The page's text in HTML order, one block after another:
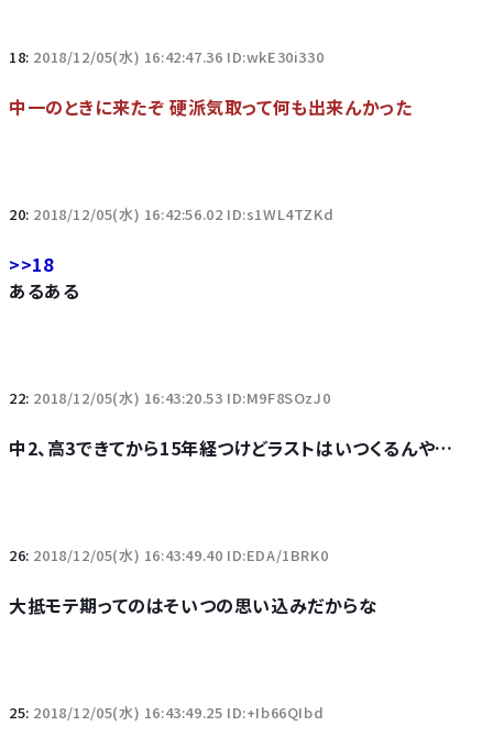
18: 2018/12/05(水) 16:42:47.36 ID:wkE30i330
中一のときに来たぞ 硬派気取って何も出来んかった
20: 2018/12/05(水) 16:42:56.02 ID:s1WL4TZKd
>>18
あるある
22: 2018/12/05(水) 16:43:20.53 ID:M9F8SOzJ0
中2、高3できてから15年経つけどラストはいつくるんや…
26: 2018/12/05(水) 16:43:49.40 ID:EDA/1BRK0
大抵モテ期ってのはそいつの思い込みだからな
25: 2018/12/05(水) 16:43:49.25 ID:+Ib66QIbd